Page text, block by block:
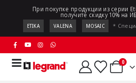
При покупке продукции из серии
получите скидку 10% на
ETIKA VALENA MOSAIC *
0